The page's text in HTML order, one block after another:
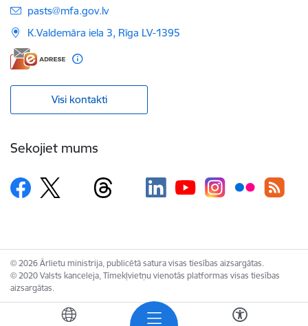
E-pasts:
pasts@mfa.gov.lv
K.Valdemāra iela 3, Rīga LV-1395
Visi kontakti
Sekojiet mums
© 2026 Ārlietu ministrija, publicētā satura visas tiesības aizsargātas.
© 2020 Valsts kanceleja, Tīmekļvietņu vienotās platformas visas tiesības
aizsargātas.